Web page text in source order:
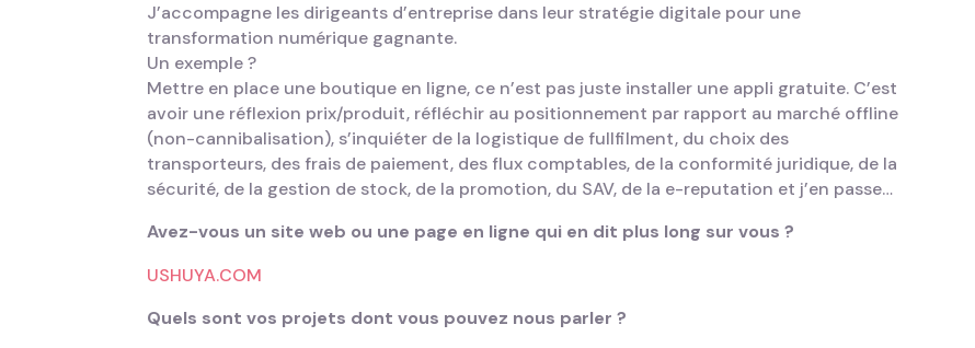
J’accompagne les dirigeants d’entreprise dans leur stratégie digitale pour une
transformation numérique gagnante.
Un exemple ?
Mettre en place une boutique en ligne, ce n’est pas juste installer une appli gratuite. C’est
avoir une réflexion prix/produit, réfléchir au positionnement par rapport au marché offline
(non-cannibalisation), s’inquiéter de la logistique de fullfilment, du choix des
transporteurs, des frais de paiement, des flux comptables, de la conformité juridique, de la
sécurité, de la gestion de stock, de la promotion, du SAV, de la e-reputation et j’en passe…
Avez-vous un site web ou une page en ligne qui en dit plus long sur vous ?
USHUYA.COM
Quels sont vos projets dont vous pouvez nous parler ?